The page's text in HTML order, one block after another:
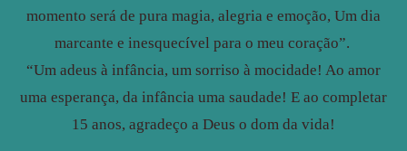
momento será de pura magia, alegria e emoção, Um dia
marcante e inesquecível para o meu coração”.
“Um adeus à infância, um sorriso à mocidade! Ao amor
uma esperança, da infância uma saudade! E ao completar
15 anos, agradeço a Deus o dom da vida!